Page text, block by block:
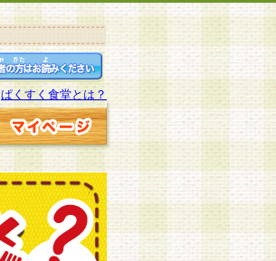
ぱくすく食堂とは？